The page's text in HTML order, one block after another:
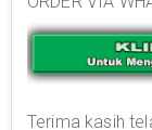
Terima kasih